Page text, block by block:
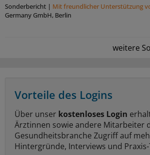
Sonderbericht | Mit freundlicher Unterstützung
Germany GmbH, Berlin
weitere
Vorteile des Logins
Über unser kostenloses Login
Ärztinnen sowie andere Mitarbeiter
Gesundheitsbranche Zugriff auf
Hintergründe, Interviews und